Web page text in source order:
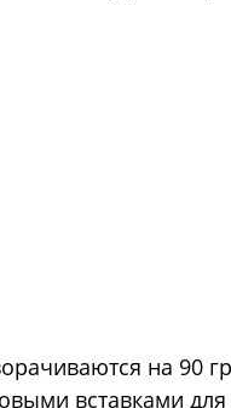
на 90
вставками